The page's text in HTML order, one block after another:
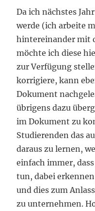
Da ich nächstes
werde (ich arbeite
hintereinander mit
möchte ich diese
zur Verfügung
korrigiere, kann
Dokument
übrigens dazu
im Dokument zu
Studierenden das
daraus zu lernen,
einfach immer,
tun, dabei
und dies zum
zu unternehmen.